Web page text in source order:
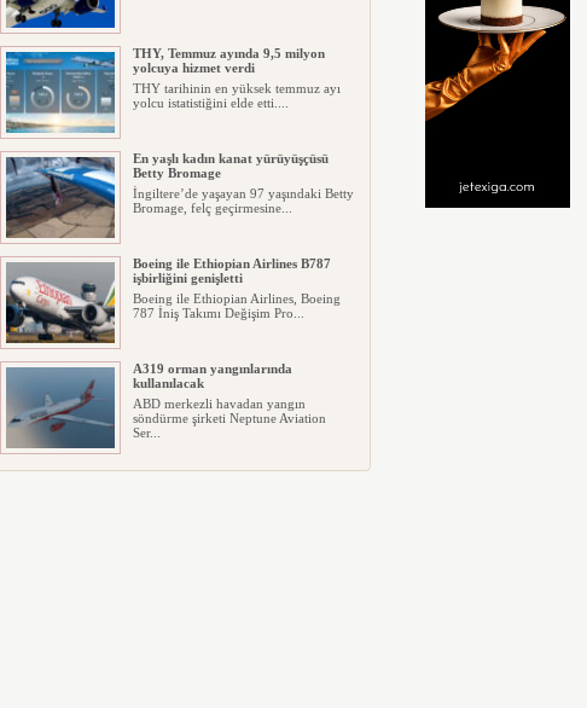
THY, Temmuz ayında 9,5 milyon
yolcuya hizmet verdi
THY tarihinin en yüksek temmuz ayı
yolcu istatistiğini elde etti....
En yaşlı kadın kanat yürüyüşçüsü
Betty Bromage
İngiltere’de yaşayan 97 yaşındaki Betty
Bromage, felç geçirmesine...
Boeing ile Ethiopian Airlines B787
işbirliğini genişletti
Boeing ile Ethiopian Airlines, Boeing
787 İniş Takımı Değişim Pro...
A319 orman yangınlarında
kullanılacak
ABD merkezli havadan yangın
söndürme şirketi Neptune Aviation
Ser...
SunExpress’ten rekor hafta sonu: